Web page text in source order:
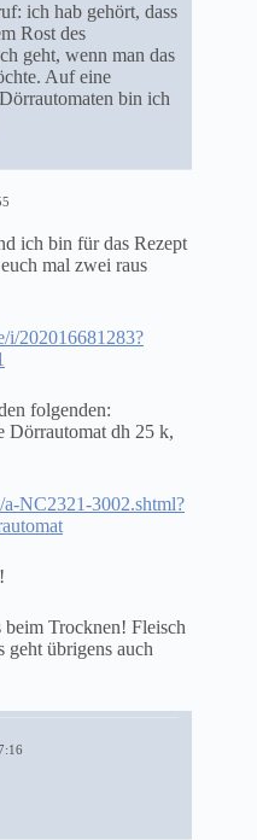
ich hab gehört, dass
Rost des
geht, wenn man das
Auf eine
bin ich
ich bin für das Rezept
mal zwei raus
i/202016681283?
folgenden:
Dörrautomat dh 25 k,
NC2321-3002.shtml?
beim Trocknen! Fleisch
geht übrigens auch